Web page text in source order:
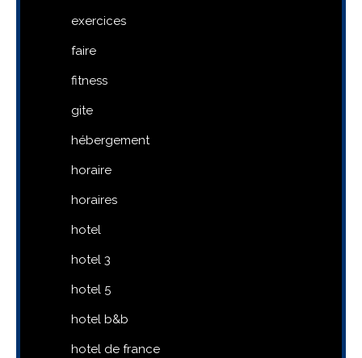
exercices
faire
fitness
gite
hébergement
horaire
horaires
hotel
hotel 3
hotel 5
hotel b&b
hotel de france